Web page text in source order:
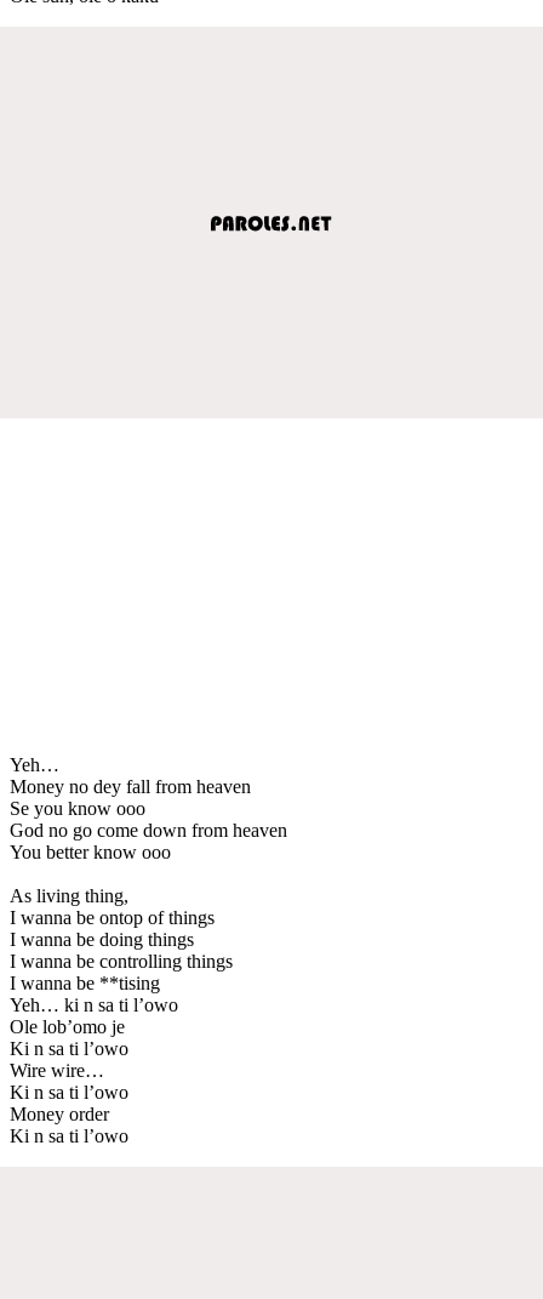
Yeh…
Money no dey fall from heaven
Se you know ooo
God no go come down from heaven
You better know ooo
As living thing,
I wanna be ontop of things
I wanna be doing things
I wanna be controlling things
I wanna be **tising
Yeh… ki n sa ti l’owo
Ole lob’omo je
Ki n sa ti l’owo
Wire wire…
Ki n sa ti l’owo
Money order
Ki n sa ti l’owo